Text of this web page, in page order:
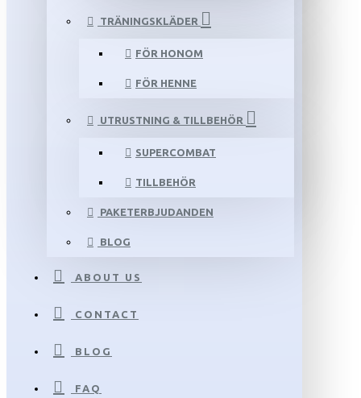
TRÄNINGSKLÄDER
FÖR HONOM
FÖR HENNE
UTRUSTNING & TILLBEHÖR
SUPERCOMBAT
TILLBEHÖR
PAKETERBJUDANDEN
BLOG
ABOUT US
CONTACT
BLOG
FAQ